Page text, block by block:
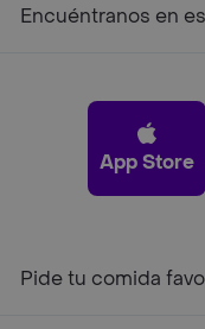
Encuéntranos en
App Store
Pide tu comida